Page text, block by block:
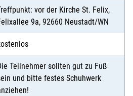
vor der Kirche St. Felix,
9a, 92660 Neustadt/WN
Teilnehmer sollten gut zu Fuß
und bitte festes Schuhwerk